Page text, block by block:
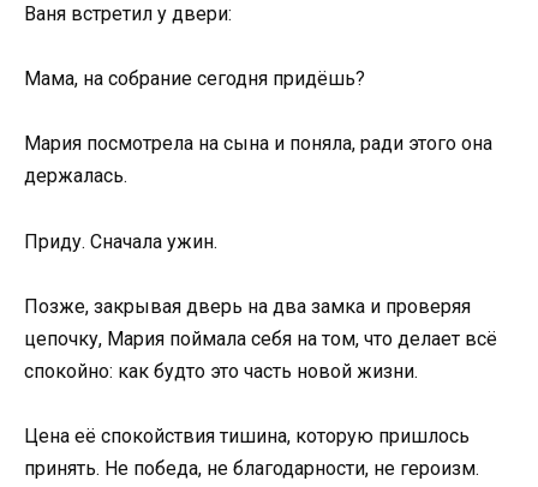
Ваня встретил у двери:
Мама, на собрание сегодня придёшь?
Мария посмотрела на сына и поняла, ради этого она
держалась.
Приду. Сначала ужин.
Позже, закрывая дверь на два замка и проверяя
цепочку, Мария поймала себя на том, что делает всё
спокойно: как будто это часть новой жизни.
Цена её спокойствия тишина, которую пришлось
принять. Не победа, не благодарности, не героизм.